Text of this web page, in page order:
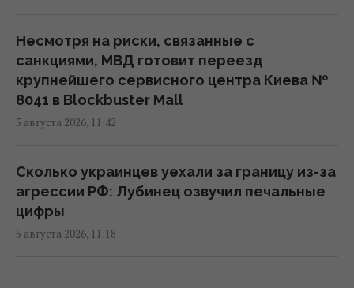
Путин назначил нового командующего
Войсками беспилотных систем, – Reuters
16:54 среда, 05 августа 2026
Ольге Стефанишиной, - СМИ
15:30 среда, 05 августа 2026
В Германии дрон со взрывчаткой атаковал
Несмотря на риски, связанные с
санкциями, МВД готовит переезд
крупнейшего сервисного центра Киева №
8041 в Blockbuster Mall
5 августа 2026, 11:42
Сколько украинцев уехали за границу из-за
агрессии РФ: Лубинец озвучил печальные
цифры
5 августа 2026, 11:18